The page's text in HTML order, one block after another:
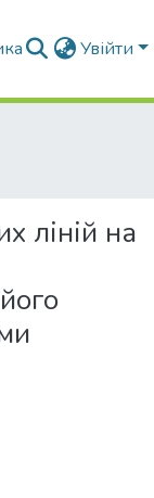
Увійти
ліній на